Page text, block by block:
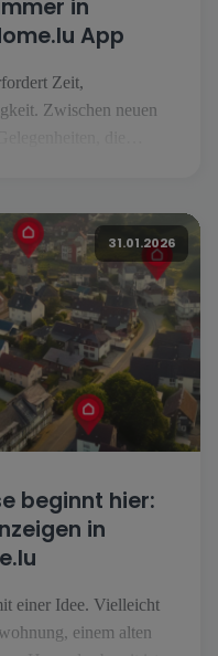
in
App
Zeit,
Zwischen neuen
atHome.lu. Eine
31.01.2026
beginnt hier:
in
einer Idee. Vielleicht
einem alten